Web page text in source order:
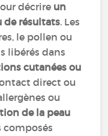
décrire un
de résultats. Les
le pollen ou
libérés dans
cutanées ou
direct ou
ou
de la peau
composés